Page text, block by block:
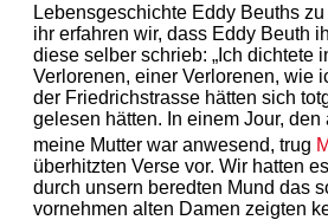
Lebensgeschichte Eddy Beuths
ihr erfahren wir, dass Eddy Beuth
diese selber schrieb: „Ich dichtete
Verlorenen, einer Verlorenen, wie
der Friedrichstrasse hätten sich
gelesen hätten. In einem Jour,
meine Mutter war anwesend, trug
überhitzten Verse vor. Wir hatten
durch unsern beredten Mund das
vornehmen alten Damen zeigten